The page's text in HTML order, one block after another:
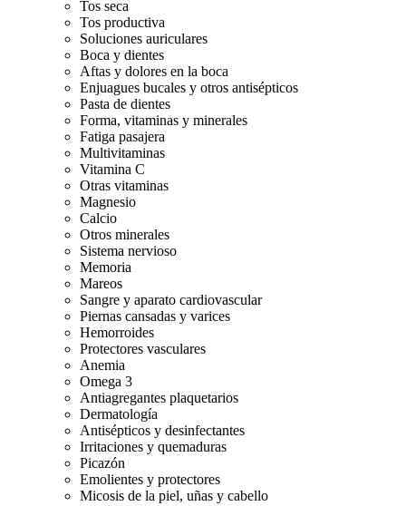
Tos seca
Tos productiva
Soluciones auriculares
Boca y dientes
Aftas y dolores en la boca
Enjuagues bucales y otros antisépticos
Pasta de dientes
Forma, vitaminas y minerales
Fatiga pasajera
Multivitaminas
Vitamina C
Otras vitaminas
Magnesio
Calcio
Otros minerales
Sistema nervioso
Memoria
Mareos
Sangre y aparato cardiovascular
Piernas cansadas y varices
Hemorroides
Protectores vasculares
Anemia
Omega 3
Antiagregantes plaquetarios
Dermatología
Antisépticos y desinfectantes
Irritaciones y quemaduras
Picazón
Emolientes y protectores
Micosis de la piel, uñas y cabello